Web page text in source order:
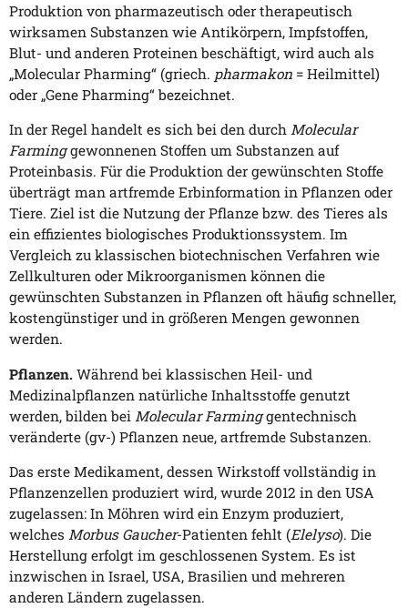
Produktion von pharmazeutisch oder therapeutisch
wirksamen Substanzen wie Antikörpern, Impfstoffen,
Blut- und anderen Proteinen beschäftigt, wird auch als
„Molecular Pharming“ (griech. pharmakon = Heilmittel)
oder „Gene Pharming“ bezeichnet.
In der Regel handelt es sich bei den durch Molecular
Farminggewonnenen Stoffen um Substanzen auf
Proteinbasis. Für die Produktion der gewünschten Stoffe
überträgt man artfremde Erbinformation in Pflanzen oder
Tiere. Ziel ist die Nutzung der Pflanze bzw. des Tieres als
ein effizientes biologisches Produktionssystem. Im
Vergleich zu klassischen biotechnischen Verfahren wie
Zellkulturen oder Mikroorganismen können die
gewünschten Substanzen in Pflanzen oft häufig schneller,
kostengünstiger und in größeren Mengen gewonnen
werden.
Pflanzen. Während bei klassischen Heil- und
Medizinalpflanzen natürliche Inhaltsstoffe genutzt
werden, bilden bei Molecular Farminggentechnisch
veränderte (gv-) Pflanzen neue, artfremde Substanzen.
Das erste Medikament, dessen Wirkstoff vollständig in
Pflanzenzellen produziert wird, wurde 2012 in den USA
zugelassen: In Möhren wird ein Enzym produziert,
welches Morbus Gaucher-Patienten fehlt (Elelyso). Die
Herstellung erfolgt im geschlossenen System. Es ist
inzwischen in Israel, USA, Brasilien und mehreren
anderen Ländern zugelassen.